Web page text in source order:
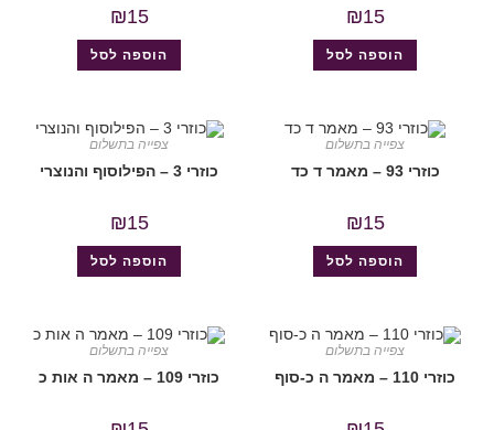
₪15
הוספה לסל
₪15
הוספה לסל
צפייה בתשלום
כוזרי 93 – מאמר ד כד
₪15
הוספה לסל
צפייה בתשלום
כוזרי 3 – הפילוסוף והנוצרי
₪15
הוספה לסל
צפייה בתשלום
כוזרי 110 – מאמר ה כ-סוף
צפייה בתשלום
כוזרי 109 – מאמר ה אות כ